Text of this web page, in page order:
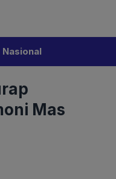
Nasional
Mas